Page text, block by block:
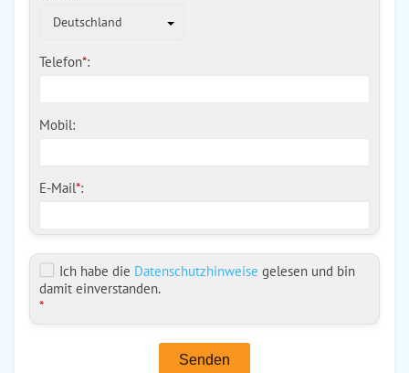
Deutschland
Telefon*:
Mobil:
E-Mail*:
Ich habe die Datenschutzhinweise gelesen und bin
damit einverstanden.
*
Senden